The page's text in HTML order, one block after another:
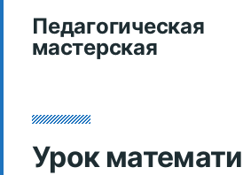
Педагогическая
мастерская
Урок